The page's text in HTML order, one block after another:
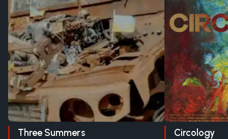
Three Summers Circology